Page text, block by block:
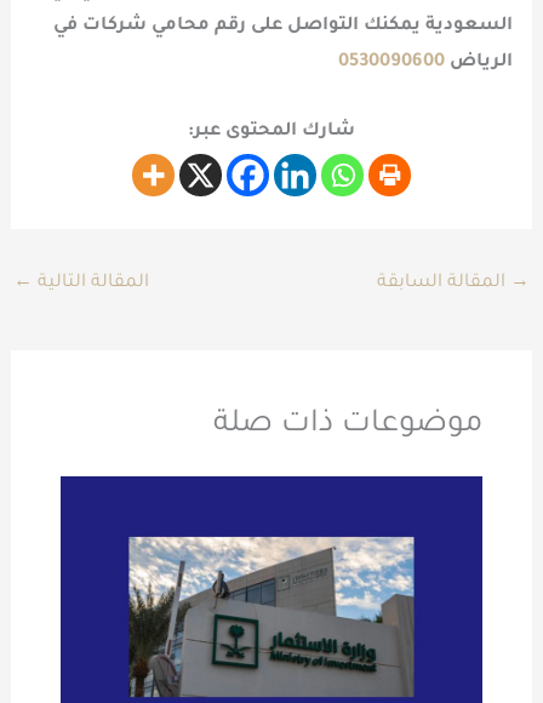
السعودية يمكنك التواصل على رقم محامي شركات في
الرياض0530090600
شارك المحتوى عبر:
→ المقالة السابقة المقالة التالية ←
موضوعات ذات صلة